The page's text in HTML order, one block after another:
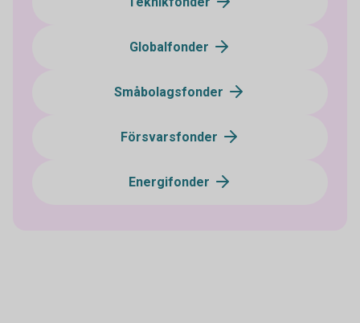
Globalfonder
Småbolagsfonder
Försvarsfonder
Energifonder